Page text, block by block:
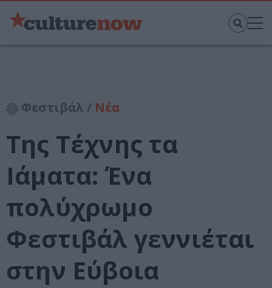
Φεστιβάλ / Νέα
Της Τέχνης τα
Ιάματα: Ένα
πολύχρωμο
Φεστιβάλ γεννιέται
στην Εύβοια